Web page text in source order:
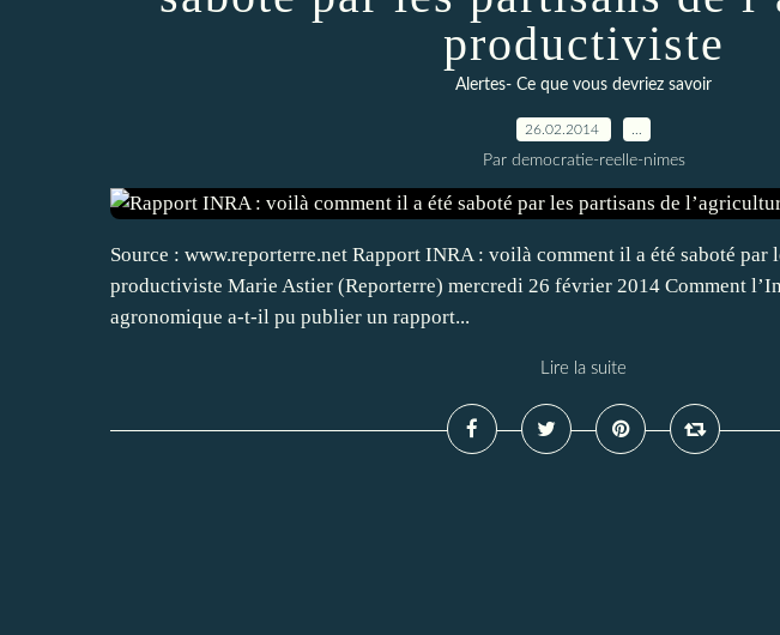
productiviste
Alertes- Ce que vous devriez savoir
26.02.2014
Par democratie-reelle-nimes
Source : www.reporterre.net Rapport INRA : voilà comment il a été saboté par
productiviste Marie Astier (Reporterre) mercredi 26 février 2014 Comment
agronomique a-t-il pu publier un rapport...
Lire la suite